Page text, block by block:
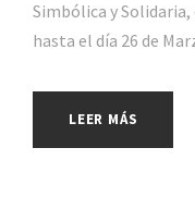
Simbólica y
hasta el día 26 de
LEER MÁS